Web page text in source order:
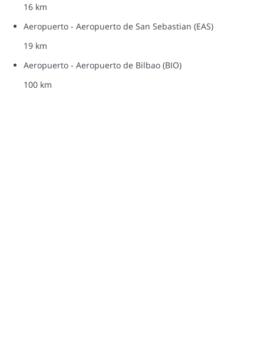
16 km
Aeropuerto - Aeropuerto de San Sebastian (EAS)
19 km
Aeropuerto - Aeropuerto de Bilbao (BIO)
100 km